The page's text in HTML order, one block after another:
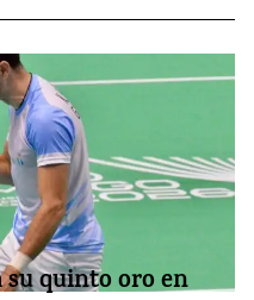
quinto oro en